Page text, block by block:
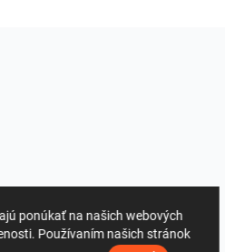
ponúkať na našich webových
Používaním našich stránok